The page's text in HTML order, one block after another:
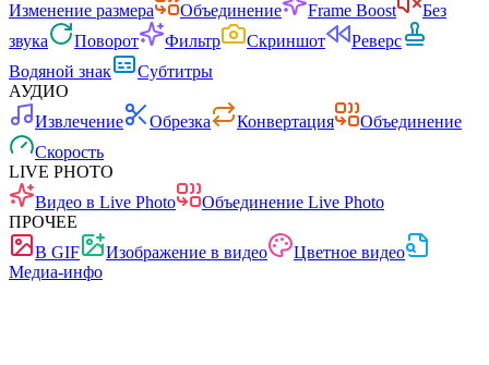
Изменение размера
Объединение Frame Boost
Без
звука
Поворот Фильтр Скриншот
Реверс
Водяной знак
Субтитры
АУДИО
Извлечение
Обрезка Конвертация
Объединение
Скорость
LIVE PHOTO
Видео в Live Photo
Объединение Live Photo
ПРОЧЕЕ
В GIF
Изображение в видео
Цветное видео
Медиа-инфо